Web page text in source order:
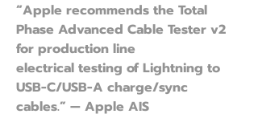
“Apple recommends the Total
Phase Advanced Cable Tester v2
for production line
electrical testing of Lightning to
USB-C/USB-A charge/sync
cables.” — Apple AIS